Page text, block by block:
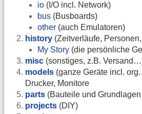
io (I/O incl. Network)
bus (Busboards)
other (auch Emulatoren)
history (Zeitverläufe,
My Story (die persönliche
misc (sonstiges, z.B.
models (ganze Geräte incl.
Drucker, Monitore
parts (Bauteile und
projects (DIY)